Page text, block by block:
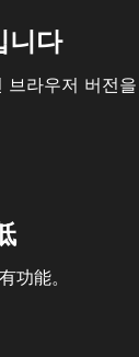
니다
라우저 버전
功能。